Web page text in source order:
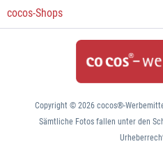
cocos-Shops
Copyright © 2026 cocos®-
Sämtliche Fotos fallen unter den